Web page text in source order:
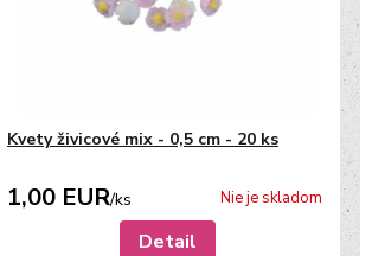
Kvety živicové mix - 0,5 cm - 20 ks
1,00 EUR/ks Nie je skladom
Detail